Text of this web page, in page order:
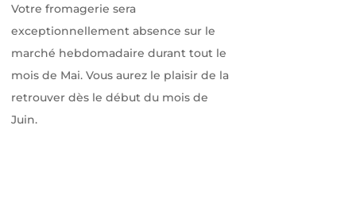
Votre fromagerie sera
exceptionnellement absence sur le
marché hebdomadaire durant tout le
mois de Mai. Vous aurez le plaisir de la
retrouver dès le début du mois de
Juin.